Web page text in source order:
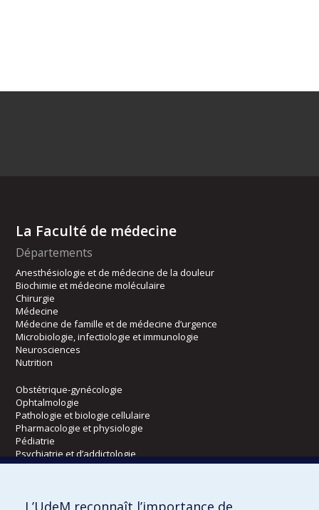
La Faculté de médecine
Départements
Anesthésiologie et de médecine de la douleur
Biochimie et médecine moléculaire
Chirurgie
Médecine
Médecine de famille et de médecine d’urgence
Microbiologie, infectiologie et immunologie
Neurosciences
Nutrition
Obstétrique-gynécologie
Ophtalmologie
Pathologie et biologie cellulaire
Pharmacologie et physiologie
Pédiatrie
Psychiatrie et d’addictologie
Radiologie, radio-oncologie et médecine nucléaire
L’UdeM reconnaît l’importance de